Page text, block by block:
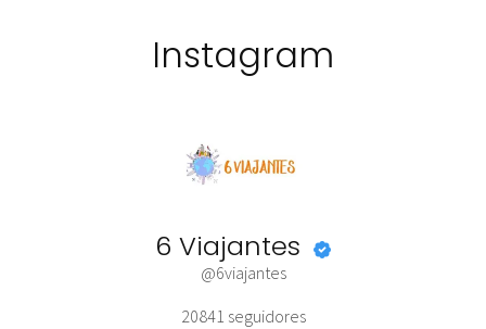
Instagram
6 Viajantes
@6viajantes
20841 seguidores